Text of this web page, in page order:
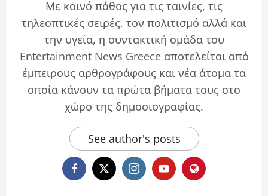
Με κοινό πάθος για τις ταινίες, τις
τηλεοπτικές σειρές, τον πολιτισμό αλλά και
την υγεία, η συντακτική ομάδα του
Entertainment News Greece αποτελείται από
έμπειρους αρθρογράφους και νέα άτομα τα
οποία κάνουν τα πρώτα βήματα τους στο
χώρο της δημοσιογραφίας.
See author's posts